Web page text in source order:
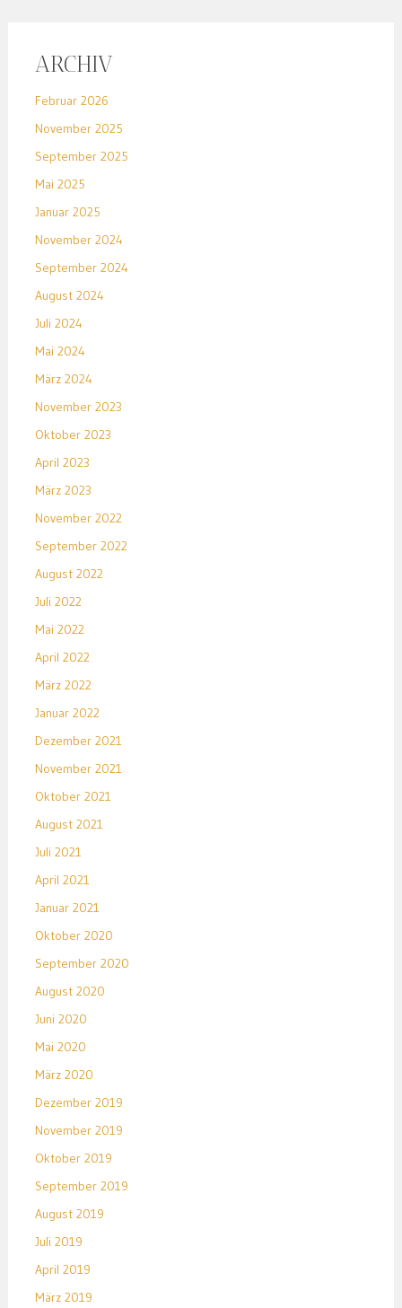
ARCHIV
Februar 2026
November 2025
September 2025
Mai 2025
Januar 2025
November 2024
September 2024
August 2024
Juli 2024
Mai 2024
März 2024
November 2023
Oktober 2023
April 2023
März 2023
November 2022
September 2022
August 2022
Juli 2022
Mai 2022
April 2022
März 2022
Januar 2022
Dezember 2021
November 2021
Oktober 2021
August 2021
Juli 2021
April 2021
Januar 2021
Oktober 2020
September 2020
August 2020
Juni 2020
Mai 2020
März 2020
Dezember 2019
November 2019
Oktober 2019
September 2019
August 2019
Juli 2019
April 2019
März 2019